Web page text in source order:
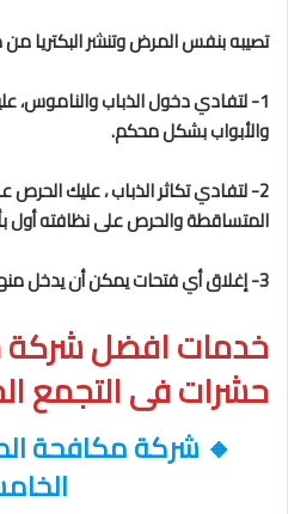
تصيبه بنفس المرض وتنشر البكتريا
1- لتفادي دخول الذباب والناموس،
والأبواب بشكل محكم.
2- لتفادي تكاثر الذباب ، عليك
المتساقطة والحرص على نظافته أول
3- إغلاق أي فتحات يمكن أن يدخل منها الذباب إلى المنزل.
خدمات افضل شركة
حشرات فى التجمع
🔸 شركة مكافحة